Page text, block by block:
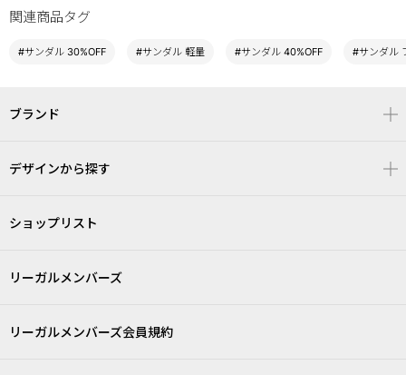
関連商品タグ
#サンダル 30%OFF #サンダル 軽量 #サンダル 40%OFF #サンダル
ブランド
デザインから探す
ショップリスト
リーガルメンバーズ
リーガルメンバーズ会員規約